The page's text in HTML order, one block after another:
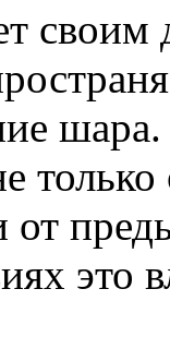
своим
от
это